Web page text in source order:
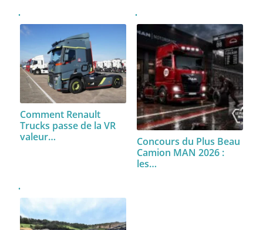
Comment Renault
Trucks passe de la VR
valeur…
Concours du Plus Beau
Camion MAN 2026 :
les…